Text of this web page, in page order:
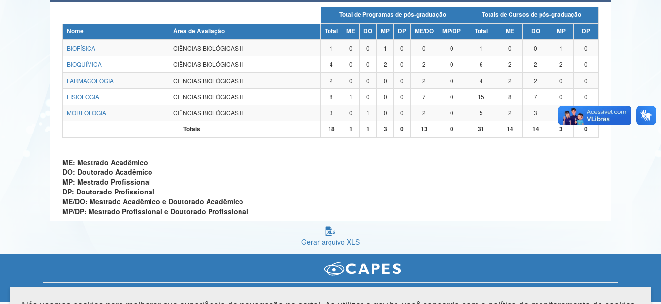
Total de Programas de pós-graduação
Totais de Cursos de pós-graduação
Nome
Área de Avaliação Total ME DO MP DP ME/DO MP/DP Total ME DO MP
DP
BIOFÍSICA
CIÊNCIAS BIOLÓGICAS II 1 0 0 1 0 0 0 1 0 0 1
0
BIOQUÍMICA
CIÊNCIAS BIOLÓGICAS II 4 0 0 2 0 2 0 6 2 2 2
0
FARMACOLOGIA
CIÊNCIAS BIOLÓGICAS II 2 0 0 0 0 2 0 4 2 2 0
0
FISIOLOGIA
CIÊNCIAS BIOLÓGICAS II 8 1 0 0 0 7 0 15 8 7 0
0
MORFOLOGIA
CIÊNCIAS BIOLÓGICAS II 3 0 1 0 0 2 0 5 2 3
0
Totais
18 1 1 3 0 13 0 31 14 14 3 0
ME: Mestrado Acadêmico
DO: Doutorado Acadêmico
MP: Mestrado Profissional
DP: Doutorado Profissional
ME/DO: Mestrado Acadêmico e Doutorado Acadêmico
MP/DP: Mestrado Profissional e Doutorado Profissional
Gerar arquivo XLS